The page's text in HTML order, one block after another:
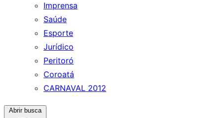
Imprensa
Saúde
Esporte
Jurídico
Peritoró
Coroatá
CARNAVAL 2012
Abrir busca